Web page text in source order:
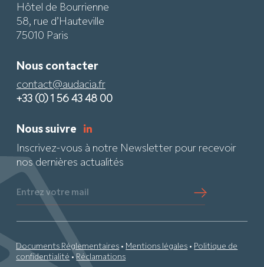
Hôtel de Bourrienne
58, rue d’Hauteville
75010 Paris
Nous contacter
contact@audacia.fr
+33 (0) 1 56 43 48 00
Nous suivre
Inscrivez-vous à notre Newsletter pour recevoir
nos dernières actualités
Entrez votre mail
Documents Réglementaires • Mentions légales • Politique de
confidentialité •Réclamations